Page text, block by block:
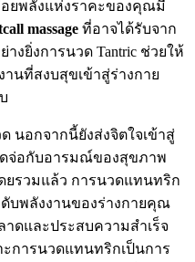
ยพลังแห่งราคะของคุณมี
massage ที่อาจได้รับจาก
งยิ่งการนวด Tantric ช่วยให้
นที่สงบสุขเข้าสู่ร่างกาย
นอกจากนี้ยังส่งจิตใจเข้าสู่
ดจ่อกับอารมณ์ของสุขภาพ
ดยรวมแล้ว การนวดแทนทริก
บพลังงานของร่างกายคุณ
ดและประสบความสำเร็จ
าะการนวดแทนทริกเป็นการ